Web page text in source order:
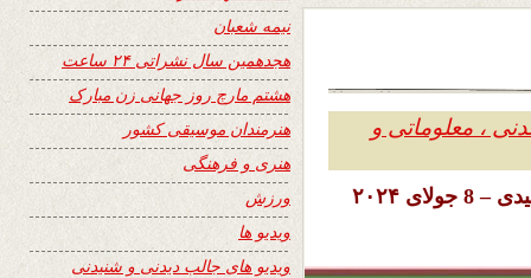
، معلوماتی و
نیمه شعبان
هجدهمین سال نشراتی ۲۴ ساعت
هشتم مارچ روز جهانی زن مبارک
هنرمندان موسیقی کشور
هنری و فرهنگی
ورزش
ویدیو ها
ویدیو های جالب دیدنی و شنیدنی